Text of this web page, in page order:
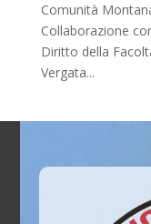
Comunità
Collaborazione
Diritto della
Vergata...